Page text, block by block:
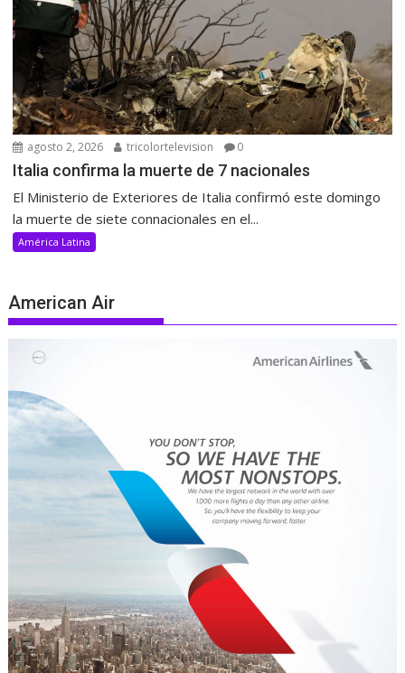
agosto 2, 2026 tricolortelevision 0
Italia confirma la muerte de 7 nacionales
El Ministerio de Exteriores de Italia confirmó este domingo
la muerte de siete connacionales en el...
América Latina
American Air